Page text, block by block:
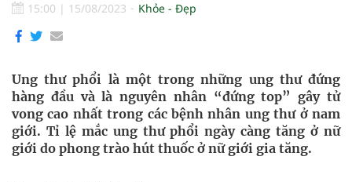
15:00 | 15/08/2023 Khỏe - Đẹp
Ung thư phổi là một trong những ung thư đứng
hàng đầu và là nguyên nhân “đứng top” gây tử
vong cao nhất trong các bệnh nhân ung thư ở nam
giới. Tỉ lệ mắc ung thư phổi ngày càng tăng ở nữ
giới do phong trào hút thuốc ở nữ giới gia tăng.